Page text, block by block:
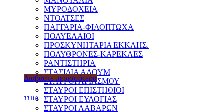
ΜΥΡΟΔΟΧΕΙΑ
ΝΤΟΛΤΣΕΣ
ΠΑΓΓΑΡΙΑ-ΦΙΛΟΠΤΩΧΑ
ΠΟΛΥΕΛΑΙΟΙ
ΠΡΟΣΚΥΝΗΤΑΡΙΑ ΕΚΚΛΗΣ.
ΠΟΛΥΘΡΟΝΕΣ-ΚΑΡΕΚΛΕΣ
ΡΑΝΤΙΣΤΗΡΙΑ
ΣΤΑΣΙΔΙΑ ΑΛΟΥΜ
ΣΤΑΥΡΟΙ ΑΓΙΑΣΜΟΥ
ΣΤΑΥΡΟΙ ΕΠΙΣΤΗΘΙΟΙ
ΣΤΑΥΡΟΙ ΕΥΛΟΓΙΑΣ
ΣΤΑΥΡΟΙ ΛΑΒΑΡΩΝ
Διαβάστε περισσότερα
33110